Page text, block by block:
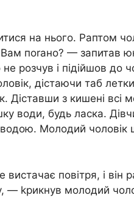
на нього. Раптом
Вам поrано? — запитав
не розчув і підійшов
дістаючи таб
з кишені всі
води, будь ласка.
Молодий чоловік
повітря, і він
kрикнув молодий